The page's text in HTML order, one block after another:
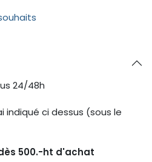
24/48h
indiqué ci dessus (sous le
dès 500.-ht d'achat